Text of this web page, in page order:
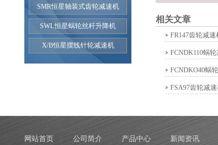
SMR恒星轴装式齿轮减速机
SWL恒星蜗轮丝杆升降机
X/B恒星摆线针轮减速机
相关文章
FR147齿轮减速
FCNDK110蜗
FCNDKO40蜗
FSA97齿轮减
网站首页 公司简介 产品中心 新闻资讯